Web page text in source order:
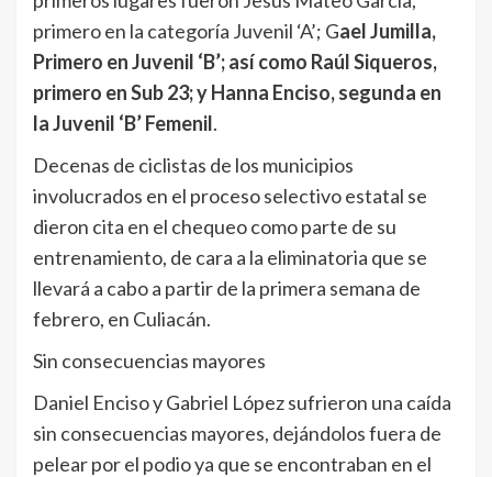
primero en la categoría Juvenil ‘A’; Gael Jumilla,
Primero en Juvenil ‘B’; así como Raúl Siqueros,
primero en Sub 23; y Hanna Enciso, segunda en
la Juvenil ‘B’ Femenil.
Decenas de ciclistas de los municipios
involucrados en el proceso selectivo estatal se
dieron cita en el chequeo como parte de su
entrenamiento, de cara a la eliminatoria que se
llevará a cabo a partir de la primera semana de
febrero, en Culiacán.
Sin consecuencias mayores
Daniel Enciso y Gabriel López sufrieron una caída
sin consecuencias mayores, dejándolos fuera de
pelear por el podio ya que se encontraban en el